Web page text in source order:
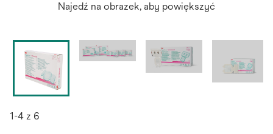
Najedź na obrazek, aby powiększyć
1-4 z 6